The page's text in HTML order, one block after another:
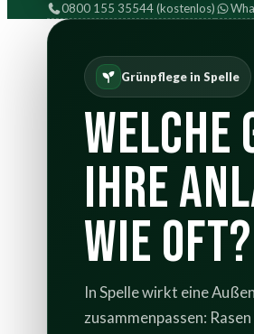
0800 155 35544 (kostenlos)
Grünpflege in Spelle
Ihre
wie oft?
In Spelle wirkt eine
zusammenpassen: